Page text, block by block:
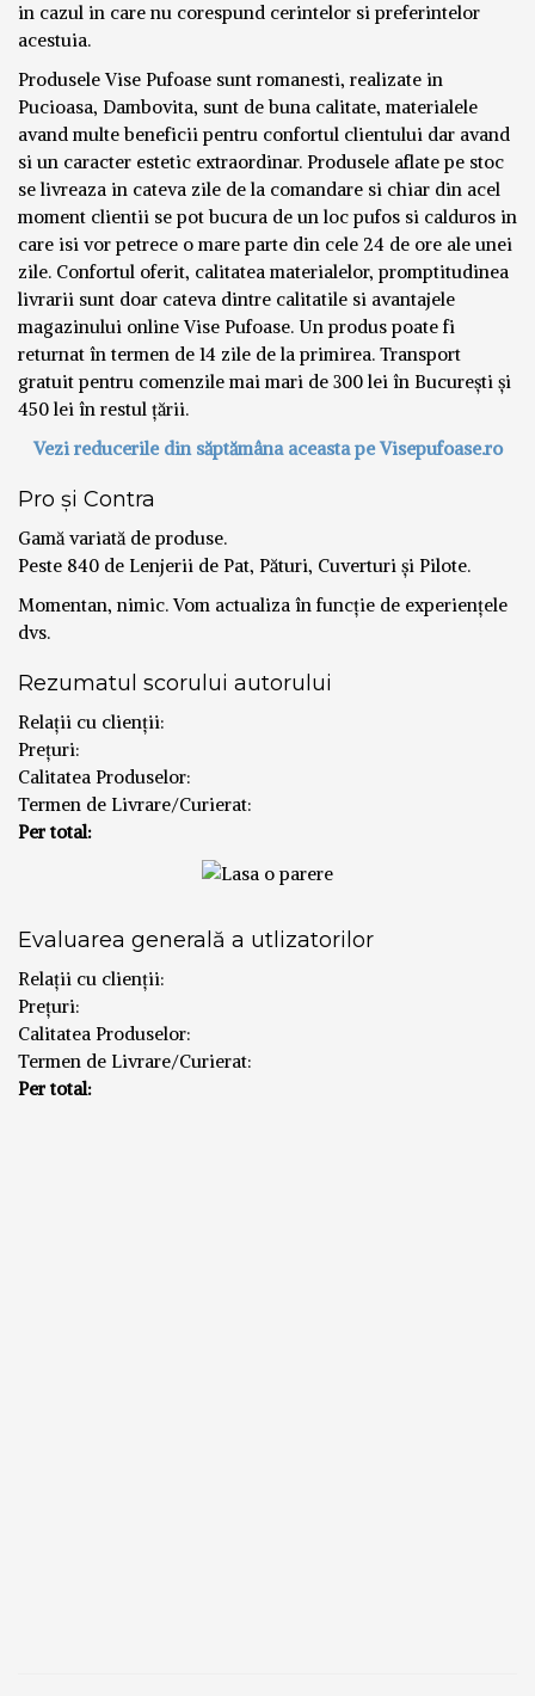
in cazul in care nu corespund cerintelor si preferintelor
acestuia.
Produsele Vise Pufoase sunt romanesti, realizate in
Pucioasa, Dambovita, sunt de buna calitate, materialele
avand multe beneficii pentru confortul clientului dar avand
si un caracter estetic extraordinar. Produsele aflate pe stoc
se livreaza in cateva zile de la comandare si chiar din acel
moment clientii se pot bucura de un loc pufos si calduros in
care isi vor petrece o mare parte din cele 24 de ore ale unei
zile. Confortul oferit, calitatea materialelor, promptitudinea
livrarii sunt doar cateva dintre calitatile si avantajele
magazinului online Vise Pufoase. Un produs poate fi
returnat în termen de 14 zile de la primirea. Transport
gratuit pentru comenzile mai mari de 300 lei în București și
450 lei în restul țării.
Vezi reducerile din săptămâna aceasta pe Visepufoase.ro
Pro și Contra
Gamă variată de produse.
Peste 840 de Lenjerii de Pat, Pături, Cuverturi și Pilote.
Momentan, nimic. Vom actualiza în funcție de experiențele
dvs.
Rezumatul scorului autorului
Relații cu clienții:
Prețuri:
Calitatea Produselor:
Termen de Livrare/Curierat:
Per total:
Evaluarea generală a utlizatorilor
Relații cu clienții:
Prețuri:
Calitatea Produselor:
Termen de Livrare/Curierat:
Per total: